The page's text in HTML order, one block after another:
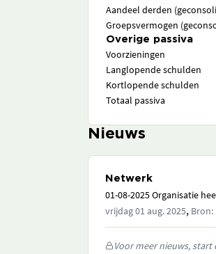
Aandeel derden
Groepsvermogen
Overige passiva
Voorzieningen
Langlopende schulden
Kortlopende schulden
Totaal passiva
Nieuws
Netwerk
01-08-2025 Organisatie
vrijdag 01 aug. 2025, Bron:
Voor meer nieuws,